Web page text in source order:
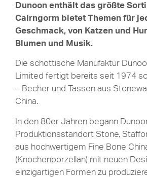
Dunoon enthält das größte
Cairngorm bietet Themen für
Geschmack, von Katzen und
Blumen und Musik.
Die schottische Manufaktur
Limited fertigt bereits seit 1974
– Becher und Tassen aus
China.
In den 80er Jahren begann
Produktionsstandort Stone,
aus hochwertigem Fine Bone
(Knochenporzellan) mit neuen
einzigartigen Formen zu